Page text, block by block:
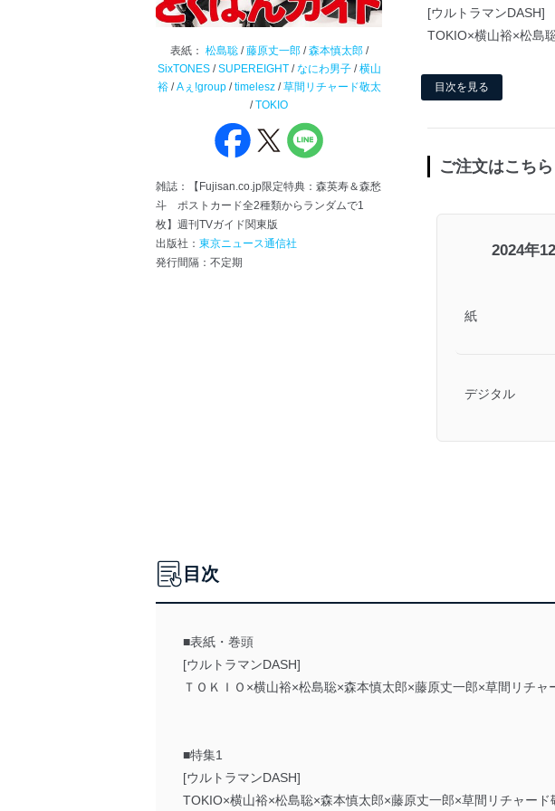
表紙： 松島聡 /藤原丈一郎 /森本慎太郎 /
SixTONES /SUPEREIGHT /なにわ男子 /横山
裕 /Aぇ!group /timelesz /草間リチャード敬太
/TOKIO
雑誌：【Fujisan.co.jp限定特典：森英寿＆森愁
斗 ポストカード全2種類からランダムで1
枚】週刊TVガイド関東版
出版社： 東京ニュース通信社
発行間隔：不定期
[ウルトラマンDASH]
TOKIO×横山裕×松島
目次を見る
ご注文はこちら
2024年
紙
デジタル
目次
■表紙・巻頭
[ウルトラマンDASH]
ＴＯＫＩＯ×横山裕×松島聡×森本慎太郎×藤原丈一郎×草間リチャ
■特集1
[ウルトラマンDASH]
TOKIO×横山裕×松島聡×森本慎太郎×藤原丈一郎×草間リチャード